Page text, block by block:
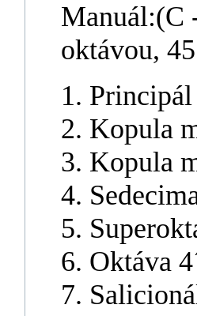
Manuál:(C
oktávou,
1. Principál
2. Kopula
3. Kopula
4.
5.
6. Oktáva
7.